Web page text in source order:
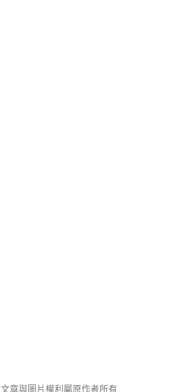
文章與圖片權利屬原作者所有